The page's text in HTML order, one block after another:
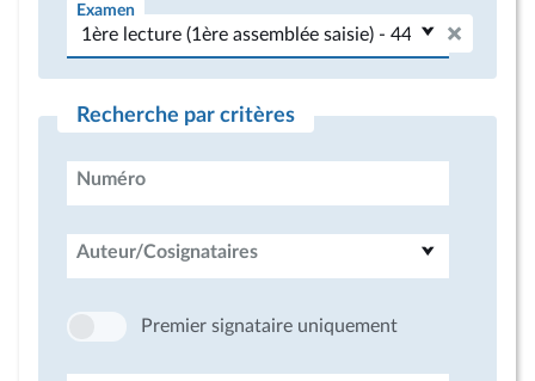
Examen
Recherche par critères
Numéro
Auteur/Cosignataires
Premier signataire uniquement